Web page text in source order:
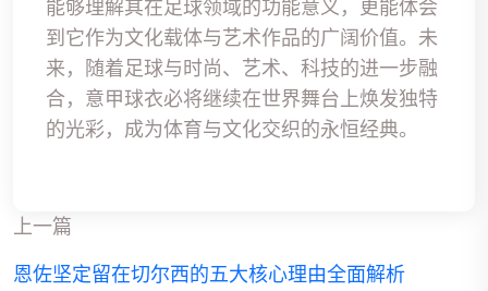
能够理解其在足球领域的功能意义，更能体会
到它作为文化载体与艺术作品的广阔价值。未
来，随着足球与时尚、艺术、科技的进一步融
合，意甲球衣必将继续在世界舞台上焕发独特
的光彩，成为体育与文化交织的永恒经典。
上一篇
恩佐坚定留在切尔西的五大核心理由全面解析